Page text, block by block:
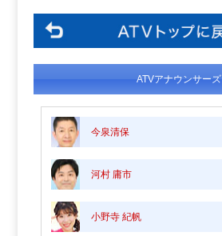
ATVアナウンサーズ
今泉清保
河村 庸市
小野寺 紀帆